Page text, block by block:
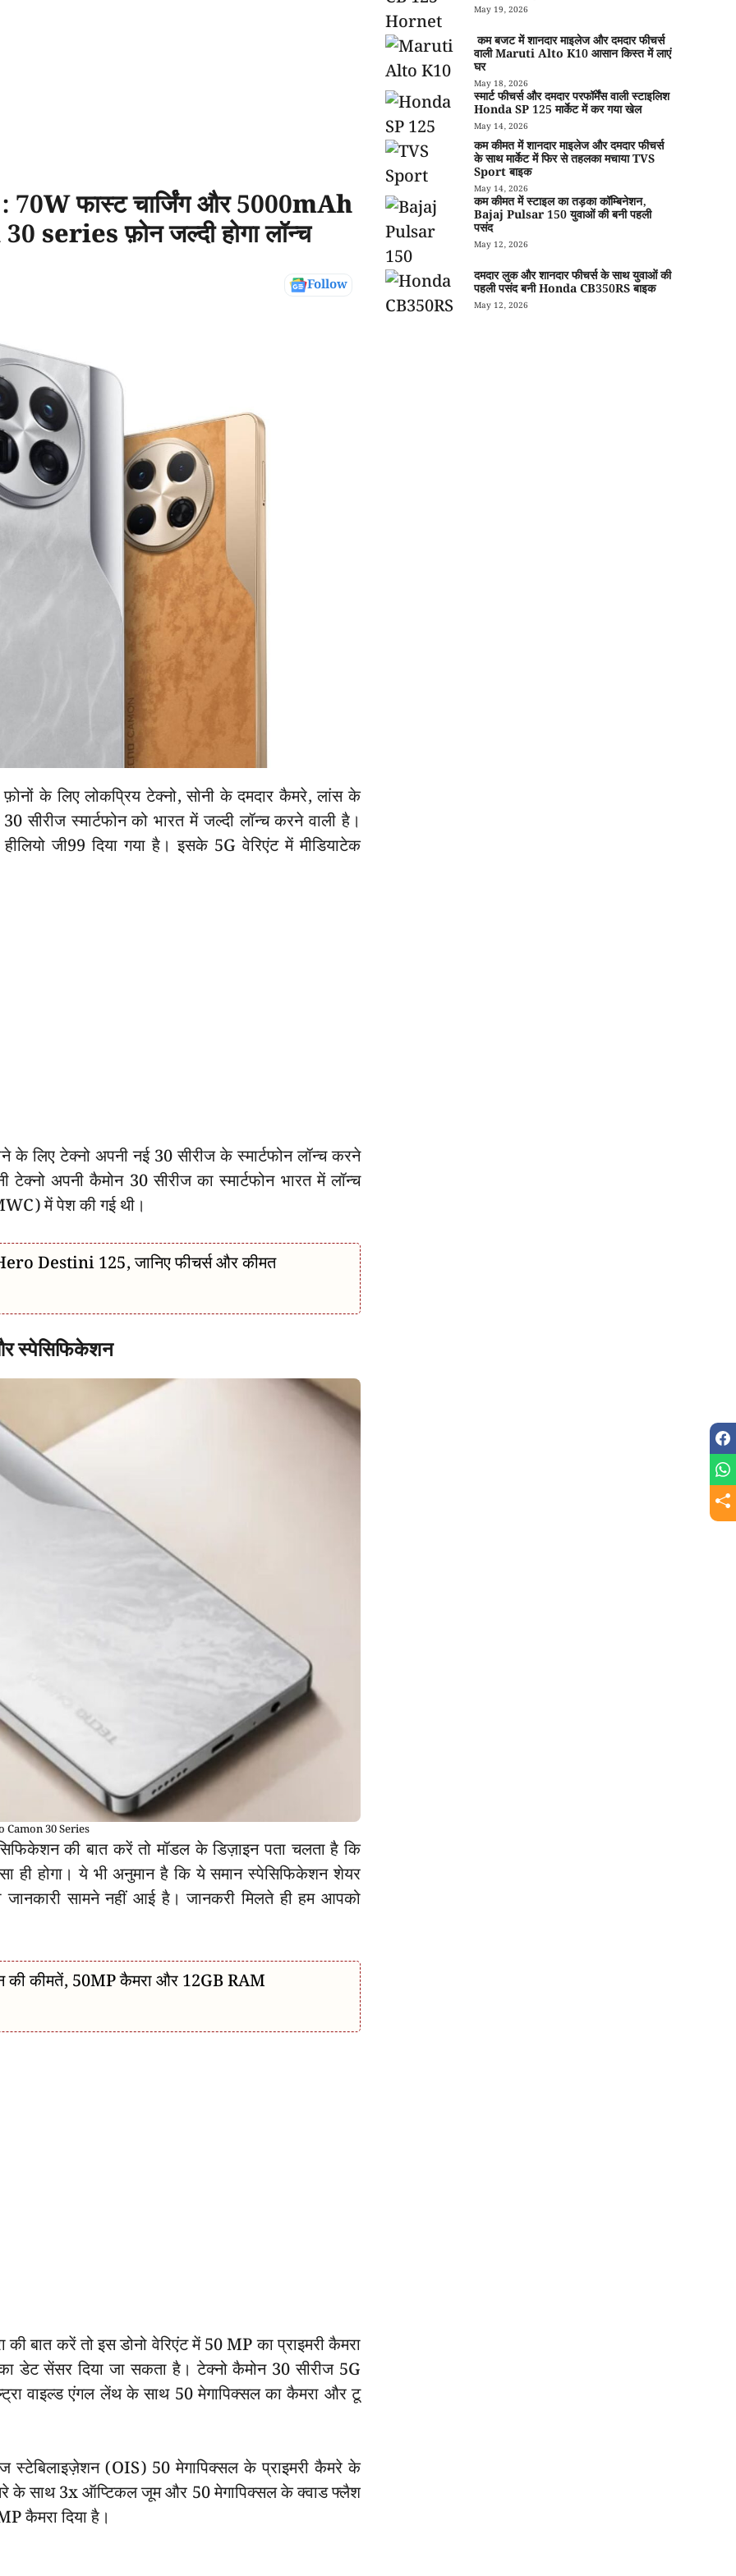
फास्ट चार्जिंग और 5000mAh
series फ़ोन जल्दी होगा लॉन्च
Follow
के लिए लोकप्रिय टेक्नो, सोनी के दमदार कैमरे, लांस के
सीरीज स्मार्टफोन को भारत में जल्दी लॉन्च करने वाली है।
जी99 दिया गया है। इसके 5G वेरिएंट में मीडियाटेक
के लिए टेक्नो अपनी नई 30 सीरीज के स्मार्टफोन लॉन्च करने
टेक्नो अपनी कैमोन 30 सीरीज का स्मार्टफोन भारत में लॉन्च
में पेश की गई थी।
Destini 125, जानिए फीचर्स और कीमत
स्पेसिफिकेशन
Camon 30 Series
की बात करें तो मॉडल के डिज़ाइन पता चलता है कि
होगा। ये भी अनुमान है कि ये समान स्पेसिफिकेशन शेयर
सामने नहीं आई है। जानकरी मिलते ही हम आपको
की कीमतें, 50MP कैमरा और 12GB RAM
करें तो इस डोनो वेरिएंट में 50 MP का प्राइमरी कैमरा
सेंसर दिया जा सकता है। टेक्नो कैमोन 30 सीरीज 5G
वाइल्ड एंगल लेंथ के साथ 50 मेगापिक्सल का कैमरा और टू
(OIS) 50 मेगापिक्सल के प्राइमरी कैमरे के
के साथ 3x ऑप्टिकल जूम और 50 मेगापिक्सल के क्वाड फ्लैश
कैमरा दिया है।
May 19, 2026
कम बजट में शानदार माइलेज और दमदार फीचर्स
वाली Maruti Alto K10 आसान किस्त में लाएं
घर
May 18, 2026
स्मार्ट फीचर्स और दमदार परफॉर्मेंस वाली स्टाइलिश
Honda SP 125 मार्केट में कर गया खेल
May 14, 2026
कम कीमत में शानदार माइलेज और दमदार फीचर्स
के साथ मार्केट में फिर से तहलका मचाया TVS
Sport बाइक
May 14, 2026
कम कीमत में स्टाइल का तड़का कॉम्बिनेशन,
Bajaj Pulsar 150 युवाओं की बनी पहली
पसंद
May 12, 2026
दमदार लुक और शानदार फीचर्स के साथ युवाओं की
पहली पसंद बनी Honda CB350RS बाइक
May 12, 2026